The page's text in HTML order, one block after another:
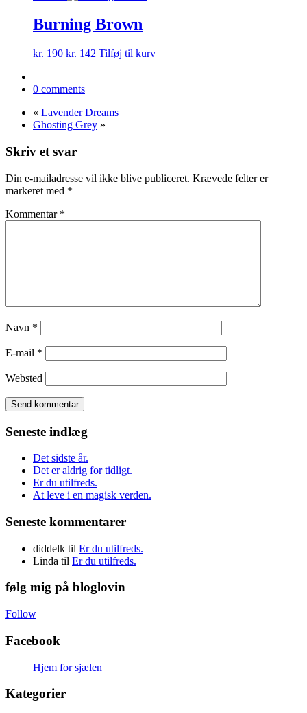
Burning Brown
kr.190 Den
var:
kr. 142 Den
Tilføj til kurv
0 comments
« Lavender Dreams
Ghosting Grey »
Skriv et svar
Din e-mailadresse vil ikke blive publiceret. Krævede felter er
markeret med *
Kommentar *
Navn *
E-mail *
Websted
Seneste indlæg
Det sidste år.
Det er aldrig for tidligt.
Er du utilfreds.
At leve i en magisk verden.
Seneste kommentarer
diddelk til Er du utilfreds.
Linda til Er du utilfreds.
følg mig på bloglovin
Follow
Facebook
Hjem for sjælen
Kategorier